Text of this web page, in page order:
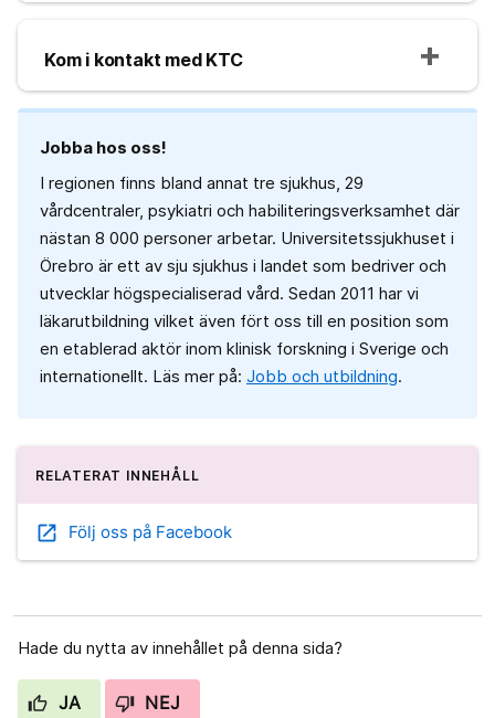
Kom i kontakt med KTC
Jobba hos oss!
I regionen finns bland annat tre sjukhus, 29
vårdcentraler, psykiatri och habiliteringsverksamhet där
nästan 8 000 personer arbetar. Universitetssjukhuset i
Örebro är ett av sju sjukhus i landet som bedriver och
utvecklar högspecialiserad vård. Sedan 2011 har vi
läkarutbildning vilket även fört oss till en position som
en etablerad aktör inom klinisk forskning i Sverige och
internationellt. Läs mer på: Jobb och utbildning.
RELATERAT INNEHÅLL
open_in_new Följ oss på Facebook
Hade du nytta av innehållet på denna sida?
JA NEJ